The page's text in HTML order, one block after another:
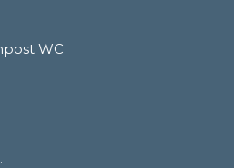
WC